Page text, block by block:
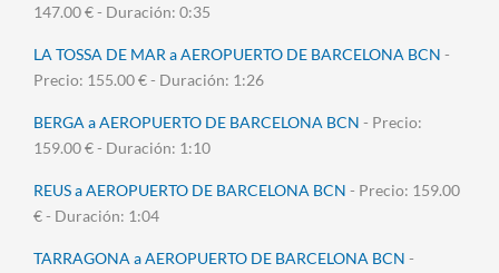
147.00 € - Duración: 0:35
LA TOSSA DE MAR a AEROPUERTO DE BARCELONA BCN -
Precio: 155.00 € - Duración: 1:26
BERGA a AEROPUERTO DE BARCELONA BCN - Precio:
159.00 € - Duración: 1:10
REUS a AEROPUERTO DE BARCELONA BCN - Precio: 159.00
€ - Duración: 1:04
TARRAGONA a AEROPUERTO DE BARCELONA BCN -